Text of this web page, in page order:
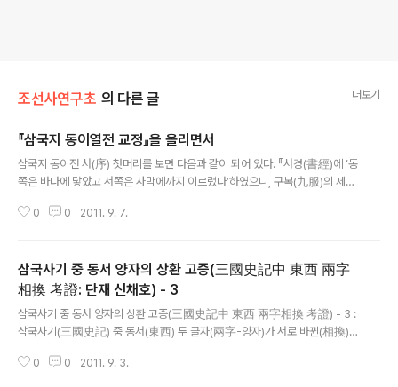
조선사연구초 의 다른 글 더보기
『삼국지 동이열전 교정』을 올리면서
삼국지 동이전 서(序) 첫머리를 보면 다음과 같이 되어 있다. 『서경(書經)에 ‘동
쪽은 바다에 닿았고 서쪽은 사막에까지 이르렀다’하였으니, 구복(九服)의 제도
域) 밖은 여러 번의 통역을 거쳐야 이르게 되어, [한인(漢人)의..
0 0 2011. 9. 7.
삼국사기 중 동서 양자의 상환 고증(三國史記中 東西 兩字
相換 考證: 단재 신채호) - 3
삼국사기 중 동서 양자의 상환 고증(三國史記中 東西 兩字相換 考證) - 3 :
삼국사기(三國史記) 중 동서(東西) 두 글자(兩字-양자)가 서로 바뀐(相換)
읽으니(讀-독하니) “가슬라 일명 하서량(迦瑟羅一名河西良)”이라 하였다...
0 0 2011. 9. 3.